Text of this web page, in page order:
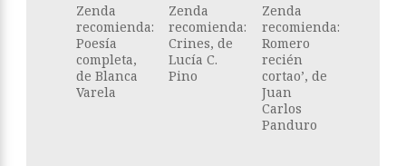
Zenda
recomienda:
Poesía
completa,
de Blanca
Varela
Zenda
recomienda:
Crines, de
Lucía C.
Pino
Zenda
recomienda:
Romero
recién
cortao’, de
Juan
Carlos
Panduro